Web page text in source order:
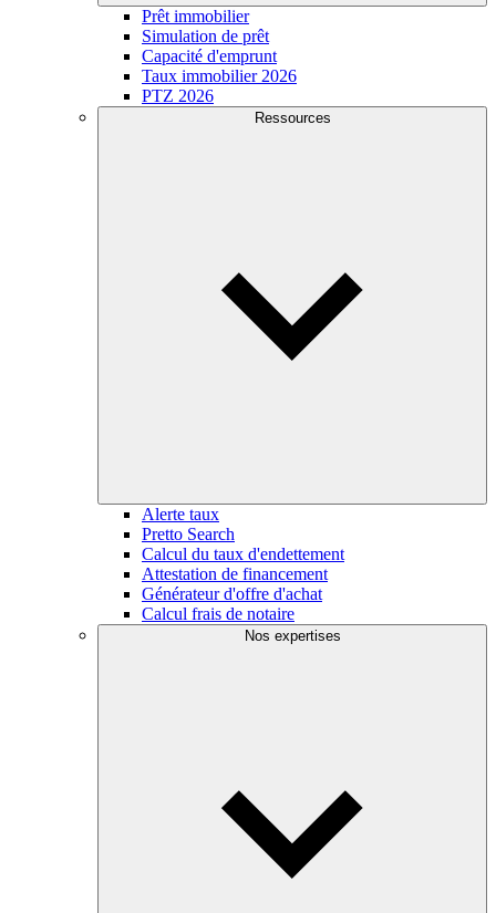
Prêt immobilier
Simulation de prêt
Capacité d'emprunt
Taux immobilier 2026
PTZ 2026
Ressources
Alerte taux
Pretto Search
Calcul du taux d'endettement
Attestation de financement
Générateur d'offre d'achat
Calcul frais de notaire
Nos expertises